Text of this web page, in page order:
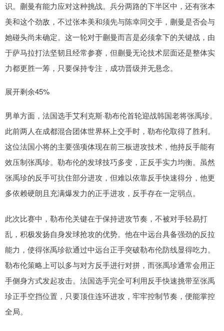
识。蒯曼有能力应对这种挑战。兵分两路的下半区中，还有张本
美和这个劲敌，不过张本美和须先与陈幸同交手，蒯曼是否会与
她碰头尚未确定。这一轮对于蒯曼而言是必须拿下的关键战，由
于萨马拉打法坚韧且经常参赛，但蒯曼无论技术层面还是整体实
力都更胜一筹，只要保持专注，成功晋级并无悬念。
展开剩余45%
男单方面，法国选手艾利克斯·勒布伦首轮迎战韩国老将张禹珍。
此前两人在成都混合团体世界杯上交手时，勒布伦取得了胜利。
这位法国小将的主要强项体现在前三板进攻技术，他持反手能有
效压制张禹珍。勒布伦的发球技巧多变，正反手实力均衡。虽然
张禹珍的反手可抗住部分进攻，但难以依靠反手快速得分，他更
多依赖硬朗且充满爆发力的正手进攻，反手存在一定弱点。
此次比赛中，勒布伦关键在于保持进攻节奏，不被对手轻易打
乱，积极发扬自身发球抢攻的优势。他在中远台具备强劲的反拉
能力，使得张禹珍欲通过中远台正手突破勒布伦防线显得吃力。
勒布伦策略上可以多与对方反手进行对拼，而张禹珍通常会用正
手侧身方式发起攻击。法国选手完全可利用反手快速挑带至张禹
珍正手空挡位置，只要顶住连环进攻，牢牢控制节奏，便能掌控
全局。